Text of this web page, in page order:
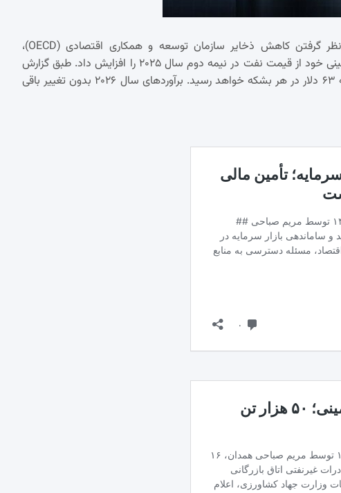
با وجود این شرایط، بانک آمریکایی گلدمن ساکس با در نظر گرفتن کاهش ذخایر سازمان توسعه و همکاری اقتصادی (OECD)،
محدودیت‌های تولید روسیه و احتمال اختلال در عرضه، پیش‌بینی خود از قیمت نفت در نیمه دوم سال ۲۰۲۵ را افزایش داد. طبق گزارش
این بانک، قیمت متوسط نفت برنت به ۶۶ دلار و نفت WTI به ۶۳ دلار در هر بشکه خواهد رسید. برآوردهای سال ۲۰۲۶ بدون تغییر باقی